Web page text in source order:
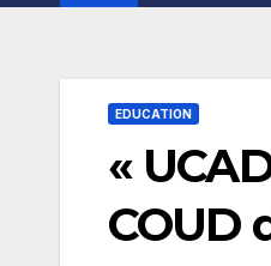
EDUCATION
«
COUD